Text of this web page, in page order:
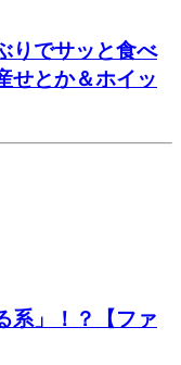
りでサッと食べ
せとか＆ホイッ
系」！？【ファ